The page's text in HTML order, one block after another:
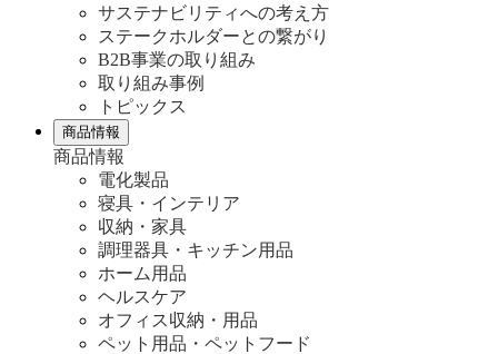
サステナビリティへの考え方
ステークホルダーとの繋がり
B2B事業の取り組み
取り組み事例
トピックス
商品情報
商品情報
電化製品
寝具・インテリア
収納・家具
調理器具・キッチン用品
ホーム用品
ヘルスケア
オフィス収納・用品
ペット用品・ペットフード